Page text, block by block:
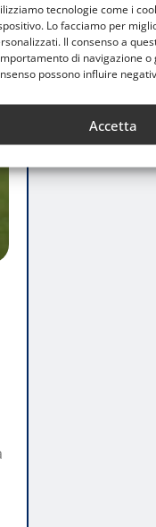
tecnologie come i
Lo facciamo per
Il consenso a
di navigazione o
possono influire
Accetta